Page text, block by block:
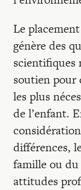
Mon
Le
génère des
scientifiques
soutien pour
les plus
de l’enfant.
différences,
famille ou
attitudes